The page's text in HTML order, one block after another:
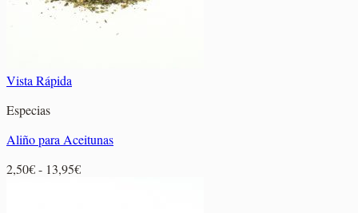
Vista Rápida
Especias
Aliño para Aceitunas
2,50€- 13,95€Rango